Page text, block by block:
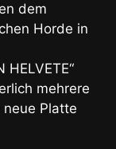
dem
Horde in
HELVETE“
mehrere
Platte